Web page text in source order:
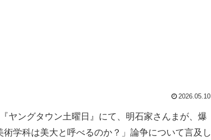
2026.05.10
ヤングタウン土曜日』にて、明石家さんまが、爆
学科は美大と呼べるのか？」論争について言及し